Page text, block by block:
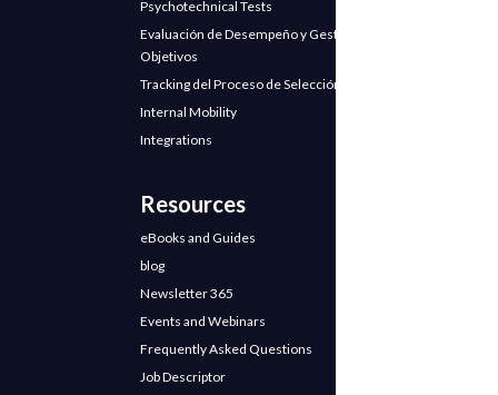
Psychotechnical Tests
Evaluación de Desempeño y Gestión de
Objetivos
Tracking del Proceso de Selección
Internal Mobility
Integrations
Resources
eBooks and Guides
blog
Newsletter 365
Events and Webinars
Frequently Asked Questions
Job Descriptor